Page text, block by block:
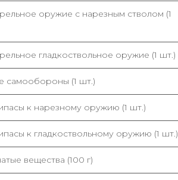
оружие с нарезным стволом (1
гладкоствольное оружие (1 шт.)
самообороны (1 шт.)
к нарезному оружию (1 шт.)
к гладкоствольному оружию (1 шт.)
вещества (100 г)